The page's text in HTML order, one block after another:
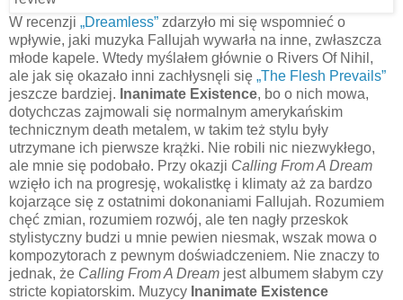
W recenzji „Dreamless” zdarzyło mi się wspomnieć o
wpływie, jaki muzyka Fallujah wywarła na inne, zwłaszcza
młode kapele. Wtedy myślałem głównie o Rivers Of Nihil,
ale jak się okazało inni zachłysnęli się „The Flesh Prevails”
jeszcze bardziej. Inanimate Existence, bo o nich mowa,
dotychczas zajmowali się normalnym amerykańskim
technicznym death metalem, w takim też stylu były
utrzymane ich pierwsze krążki. Nie robili nic niezwykłego,
ale mnie się podobało. Przy okazji Calling From A Dream
wzięło ich na progresję, wokalistkę i klimaty aż za bardzo
kojarzące się z ostatnimi dokonaniami Fallujah. Rozumiem
chęć zmian, rozumiem rozwój, ale ten nagły przeskok
stylistyczny budzi u mnie pewien niesmak, wszak mowa o
kompozytorach z pewnym doświadczeniem. Nie znaczy to
jednak, że Calling From A Dream jest albumem słabym czy
stricte kopiatorskim. Muzycy Inanimate Existence